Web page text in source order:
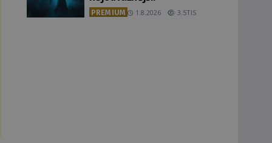
PREMIUM 1.8.2026 3.5TIS